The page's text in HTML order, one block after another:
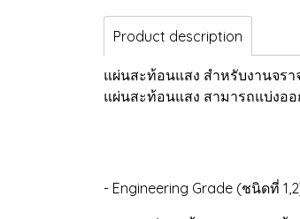
Product description
แผ่นสะท้อนแสง สำหรับงานจร
แผ่นสะท้อนแสง สามารถแบ่งออ
- Engineering Grade (ชนิดที่